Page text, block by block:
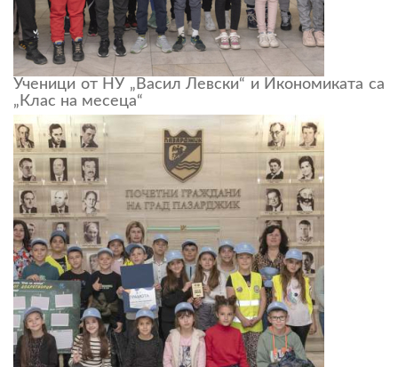
Ученици от НУ „Васил Левски“ и Икономиката са
„Клас на месеца“